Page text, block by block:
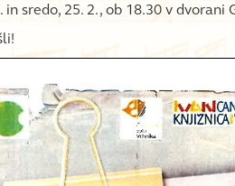
sredo, 25. 2., ob 18.30 v dvorani